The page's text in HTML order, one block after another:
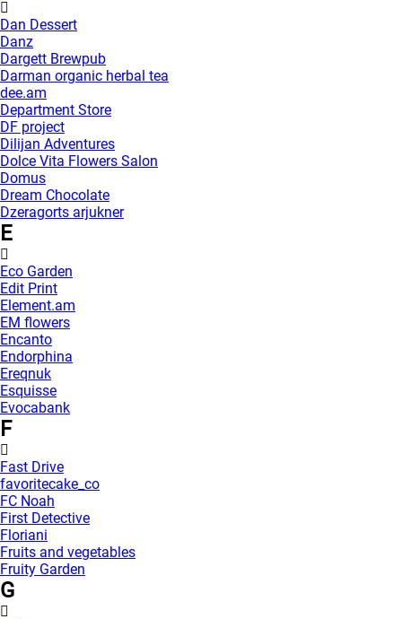
Dan Dessert
Danz
Dargett Brewpub
Darman organic herbal tea
dee.am
Department Store
DF project
Dilijan Adventures
Dolce Vita Flowers Salon
Domus
Dream Chocolate
Dzeragorts arjukner
E
Eco Garden
Edit Print
Element.am
EM flowers
Encanto
Endorphina
Ereqnuk
Esquisse
Evocabank
F
Fast Drive
favoritecake_co
FC Noah
First Detective
Floriani
Fruits and vegetables
Fruity Garden
G